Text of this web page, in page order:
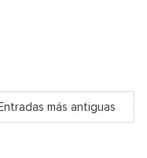
Entradas más antiguas